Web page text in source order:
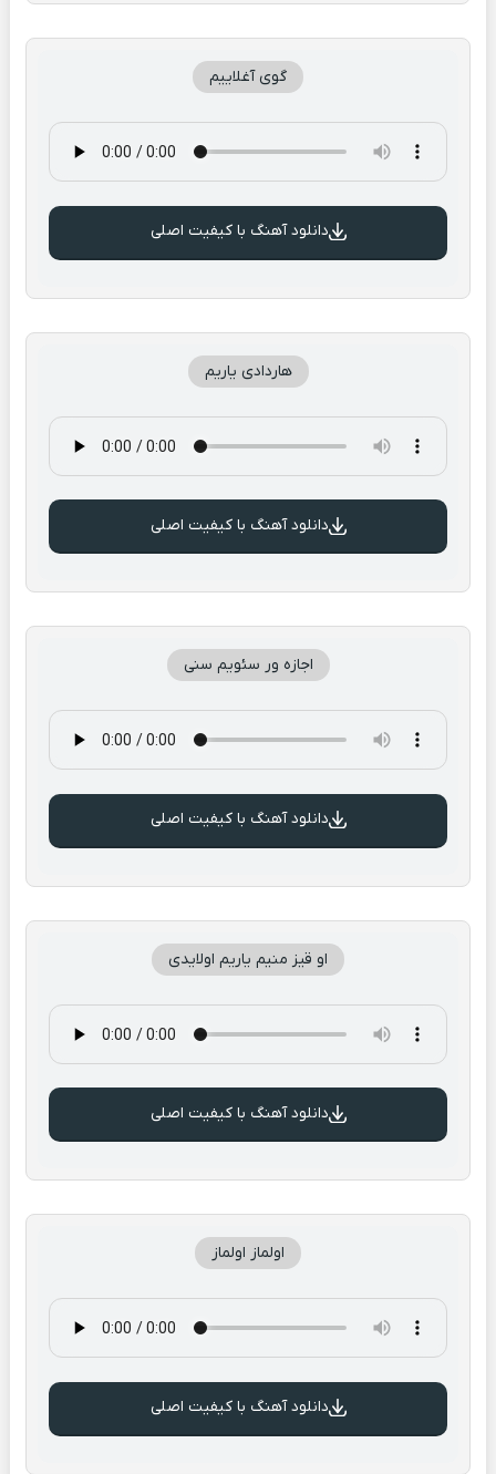
گوی آغلاییم
دانلود آهنگ با کیفیت اصلی
هاردادی یاریم
دانلود آهنگ با کیفیت اصلی
اجازه ور سئویم سنی
دانلود آهنگ با کیفیت اصلی
او قیز منیم یاریم اولایدی
دانلود آهنگ با کیفیت اصلی
اولماز اولماز
دانلود آهنگ با کیفیت اصلی